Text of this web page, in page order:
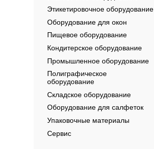
Этикетировочное оборудование
Оборудование для окон
Пищевое оборудование
Кондитерское оборудование
Промышленное оборудование
Полиграфическое
оборудование
Складское оборудование
Оборудование для салфеток
Упаковочные материалы
Сервис